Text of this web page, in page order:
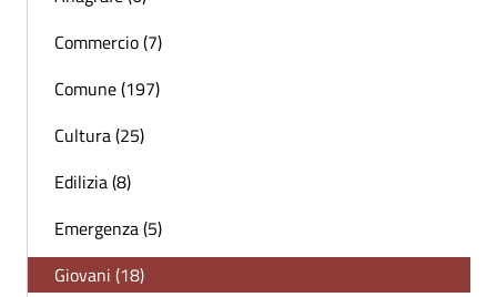
Commercio (7)
Comune (197)
Cultura (25)
Edilizia (8)
Emergenza (5)
Giovani (18)